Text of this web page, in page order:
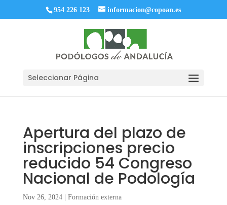
954 226 123 informacion@copoan.es
Seleccionar Página
Apertura del plazo de
inscripciones precio
reducido 54 Congreso
Nacional de Podología
Nov 26, 2024| Formación externa